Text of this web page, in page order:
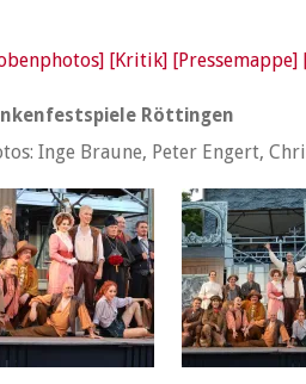
[Kritik] [Pressemappe]
Röttingen
Inge Braune, Peter Engert,